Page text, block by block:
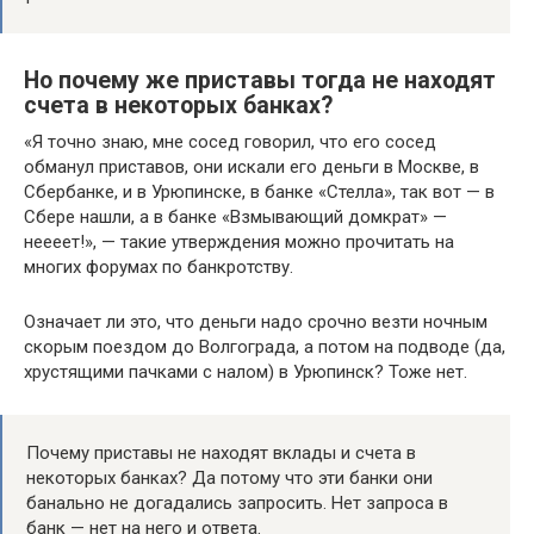
Но почему же приставы тогда не находят
счета в некоторых банках?
«Я точно знаю, мне сосед говорил, что его сосед
обманул приставов, они искали его деньги в Москве, в
Сбербанке, и в Урюпинске, в банке «Стелла», так вот — в
Сбере нашли, а в банке «Взмывающий домкрат» —
неееет!», — такие утверждения можно прочитать на
многих форумах по банкротству.
Означает ли это, что деньги надо срочно везти ночным
скорым поездом до Волгограда, а потом на подводе (да,
хрустящими пачками с налом) в Урюпинск? Тоже нет.
Почему приставы не находят вклады и счета в
некоторых банках? Да потому что эти банки они
банально не догадались запросить. Нет запроса в
банк — нет на него и ответа.